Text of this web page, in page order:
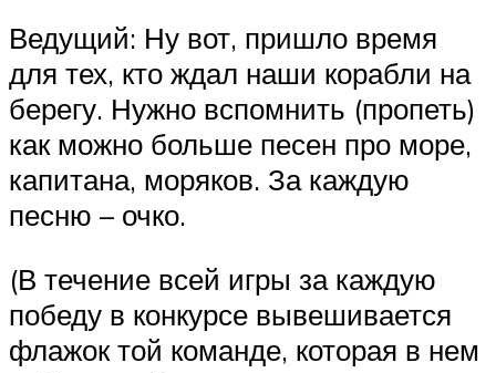
Ведущий: Ну вот, пришло время
для тех, кто ждал наши корабли на
берегу. Нужно вспомнить (пропеть)
как можно больше песен про море,
капитана, моряков. За каждую
песню – очко.
(В течение всей игры за каждую
победу в конкурсе вывешивается
флажок той команде, которая в нем